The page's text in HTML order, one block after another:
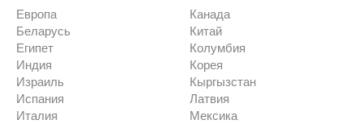
Европа
Беларусь
Египет
Индия
Израиль
Испания
Италия
Канада
Китай
Колумбия
Корея
Кыргызстан
Латвия
Мексика